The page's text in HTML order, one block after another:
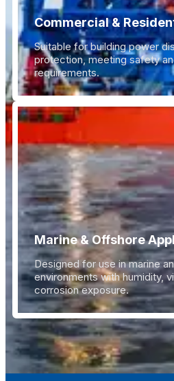
Commercial &
Suitable for building power
protection, meeting safety
requirements.
Marine & Offshore
Designed for use in marine
environments with humidity,
corrosion exposure.